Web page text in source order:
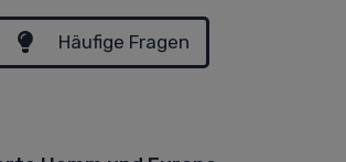
Häufige Fragen